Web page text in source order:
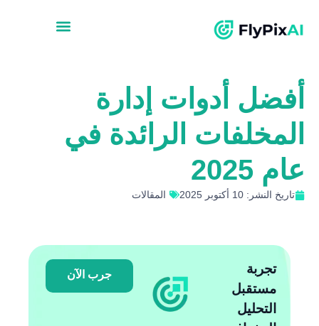
أفضل أدوات إدارة
المخلفات الرائدة في
عام 2025
تاريخ النشر: 10 أكتوبر 2025 المقالات
تجربة
مستقبل
التحليل
جرب الآن